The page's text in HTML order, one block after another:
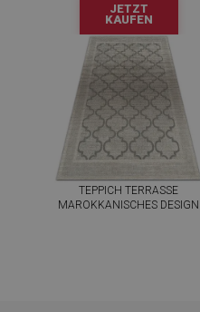
JETZT
KAUFEN
TEPPICH TERRASSE
MAROKKANISCHES DESIGN